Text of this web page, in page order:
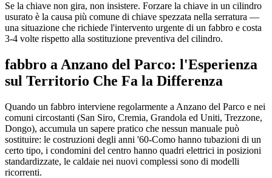
Se la chiave non gira, non insistere. Forzare la chiave in un cilindro
usurato è la causa più comune di chiave spezzata nella serratura —
una situazione che richiede l'intervento urgente di un fabbro e costa
3-4 volte rispetto alla sostituzione preventiva del cilindro.
fabbro a Anzano del Parco: l'Esperienza
sul Territorio Che Fa la Differenza
Quando un fabbro interviene regolarmente a Anzano del Parco e nei
comuni circostanti (San Siro, Cremia, Grandola ed Uniti, Trezzone,
Dongo), accumula un sapere pratico che nessun manuale può
sostituire: le costruzioni degli anni '60-Como hanno tubazioni di un
certo tipo, i condomini del centro hanno quadri elettrici in posizioni
standardizzate, le caldaie nei nuovi complessi sono di modelli
ricorrenti.